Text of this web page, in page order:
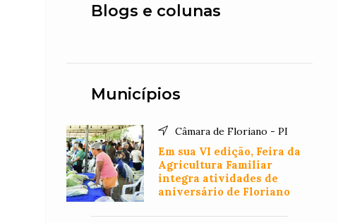
Blogs e colunas
Municípios
Câmara de Floriano - PI
Em sua VI edição, Feira da
Agricultura Familiar
integra atividades de
aniversário de Floriano